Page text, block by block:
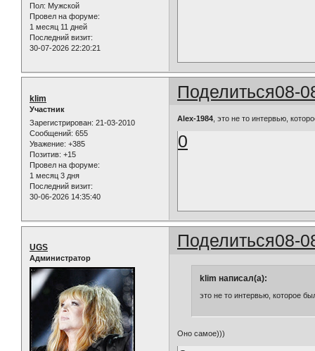
Пол: Мужской
Провел на форуме:
1 месяц 11 дней
Последний визит:
30-07-2026 22:20:21
Поделиться08-
klim
Участник
Зарегистрирован: 21-03-2010
Сообщений: 655
Уважение: +385
Позитив: +15
Провел на форуме:
1 месяц 3 дня
Последний визит:
30-06-2026 14:35:40
Alex-1984 , это не то интервью,
0
Поделиться08-
UGS
Администратор
klim написал(а):
это не то интервью, которое
Оно самое)))